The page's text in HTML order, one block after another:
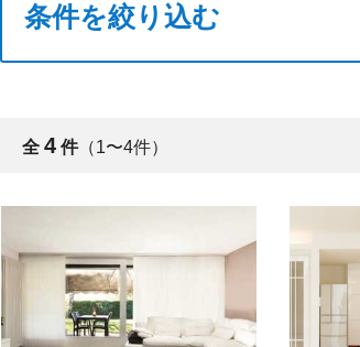
条件を絞り込む
全 4 件（1〜4件）